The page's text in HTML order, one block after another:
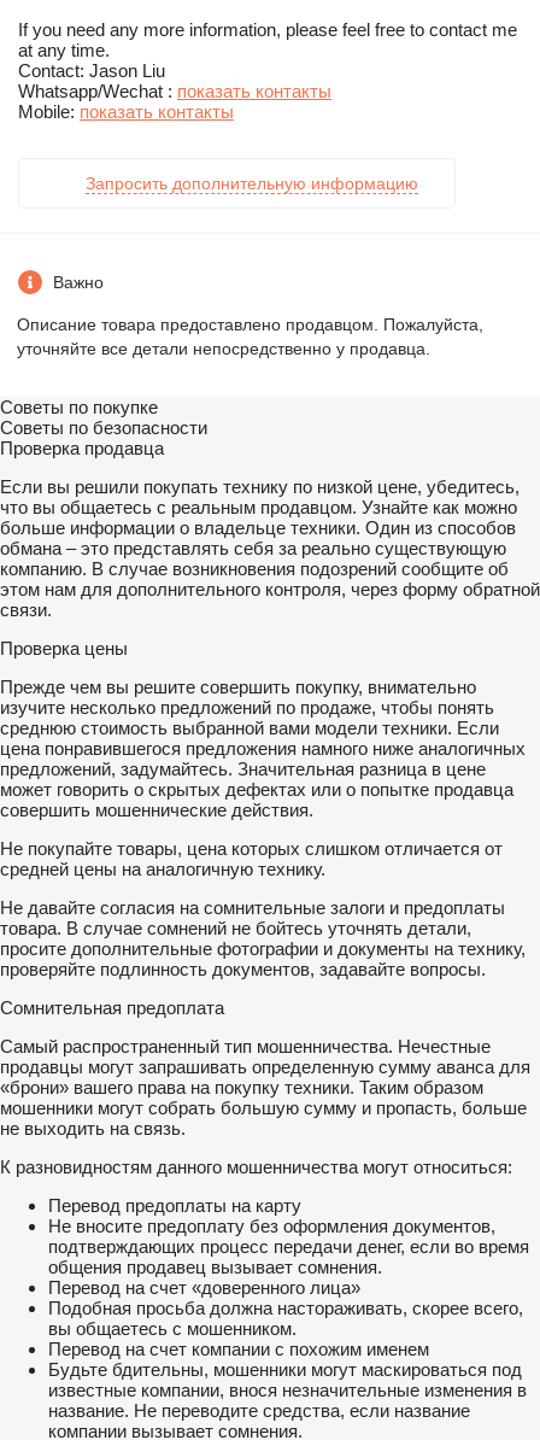
If you need any more information, please feel free to contact me
at any time.
Contact: Jason Liu
Whatsapp/Wechat : показать контакты
Mobile: показать контакты
Запросить дополнительную информацию
Важно
Описание товара предоставлено продавцом. Пожалуйста,
уточняйте все детали непосредственно у продавца.
Советы по покупке
Советы по безопасности
Проверка продавца
Если вы решили покупать технику по низкой цене, убедитесь,
что вы общаетесь с реальным продавцом. Узнайте как можно
больше информации о владельце техники. Один из способов
обмана – это представлять себя за реально существующую
компанию. В случае возникновения подозрений сообщите об
этом нам для дополнительного контроля, через форму обратной
связи.
Проверка цены
Прежде чем вы решите совершить покупку, внимательно
изучите несколько предложений по продаже, чтобы понять
среднюю стоимость выбранной вами модели техники. Если
цена понравившегося предложения намного ниже аналогичных
предложений, задумайтесь. Значительная разница в цене
может говорить о скрытых дефектах или о попытке продавца
совершить мошеннические действия.
Не покупайте товары, цена которых слишком отличается от
средней цены на аналогичную технику.
Не давайте согласия на сомнительные залоги и предоплаты
товара. В случае сомнений не бойтесь уточнять детали,
просите дополнительные фотографии и документы на технику,
проверяйте подлинность документов, задавайте вопросы.
Сомнительная предоплата
Самый распространенный тип мошенничества. Нечестные
продавцы могут запрашивать определенную сумму аванса для
«брони» вашего права на покупку техники. Таким образом
мошенники могут собрать большую сумму и пропасть, больше
не выходить на связь.
К разновидностям данного мошенничества могут относиться:
Перевод предоплаты на карту
Не вносите предоплату без оформления документов,
подтверждающих процесс передачи денег, если во время
общения продавец вызывает сомнения.
Перевод на счет «доверенного лица»
Подобная просьба должна настораживать, скорее всего,
вы общаетесь с мошенником.
Перевод на счет компании с похожим именем
Будьте бдительны, мошенники могут маскироваться под
известные компании, внося незначительные изменения в
название. Не переводите средства, если название
компании вызывает сомнения.